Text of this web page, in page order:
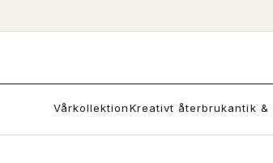
VårkollektionKreativt återbrukantik &